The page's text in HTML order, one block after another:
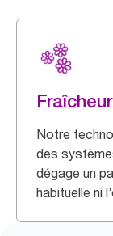
Notre
des
dégage un
habituelle ni